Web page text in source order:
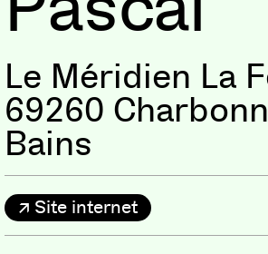
Le Méridien La
69260
Bains
Site internet